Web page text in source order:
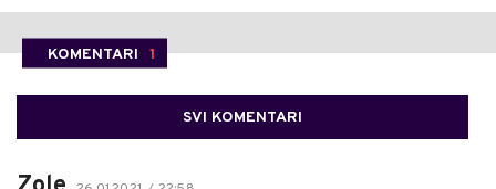
KOMENTARI 1
SVI KOMENTARI